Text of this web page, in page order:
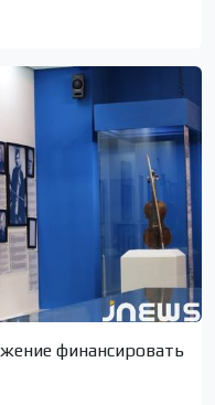
финансировать